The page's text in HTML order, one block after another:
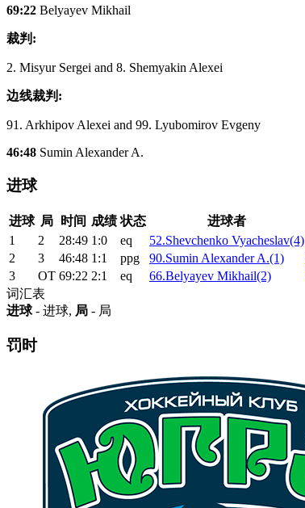
69:22 Belyayev Mikhail
裁判:
2. Misyur Sergei and 8. Shemyakin Alexei
边线裁判:
91. Arkhipov Alexei and 99. Lyubomirov Evgeny
46:48 Sumin Alexander A.
进球
进球 局 时间 成绩 状态 进球者
1
2 28:49 1:0 eq 52.Shevchenko Vyacheslav(4)
2
3 46:48 1:1 ppg 90.Sumin Alexander A.(1)
3
ОТ 69:22 2:1 eq 66.Belyayev Mikhail(2)
词汇表
进球- 进球, 局 - 局
罚时